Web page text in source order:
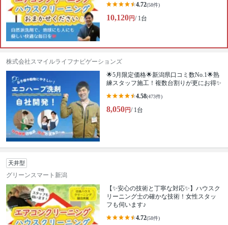
4.72(58件)
10,120円/ 1台
株式会社スマイルライフナビゲーションズ
🌟5月限定価格🌟新潟県口コミ数No.1🌟熟
練スタッフ施工！複数台割りが更にお得✨
4.58(473件)
8,050円/ 1台
天井型
グリーンスマート新潟
【✨安心の技術と丁寧な対応✨】ハウスク
リーニング士の確かな技術！女性スタッ
フも伺います♪
4.72(58件)